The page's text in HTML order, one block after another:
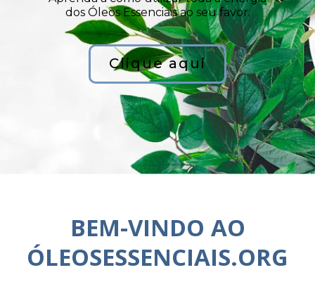
dos Óleos Essenciais ao seu favor.
Clique aqui
BEM-VINDO AO
ÓLEOSESSENCIAIS.ORG